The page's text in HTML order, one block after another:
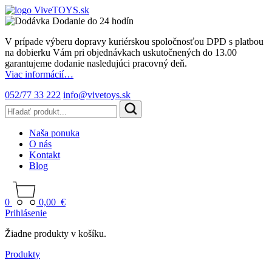
Dodanie do 24 hodín
V prípade výberu dopravy kuriérskou spoločnosťou DPD s platbou
na dobierku Vám pri objednávkach uskutočnených do 13.00
garantujeme dodanie nasledujúci pracovný deň.
Viac informácií…
052/77 33 222 info@vivetoys.sk
Naša ponuka
O nás
Kontakt
Blog
0 0,00 €
Prihlásenie
Žiadne produkty v košíku.
Produkty